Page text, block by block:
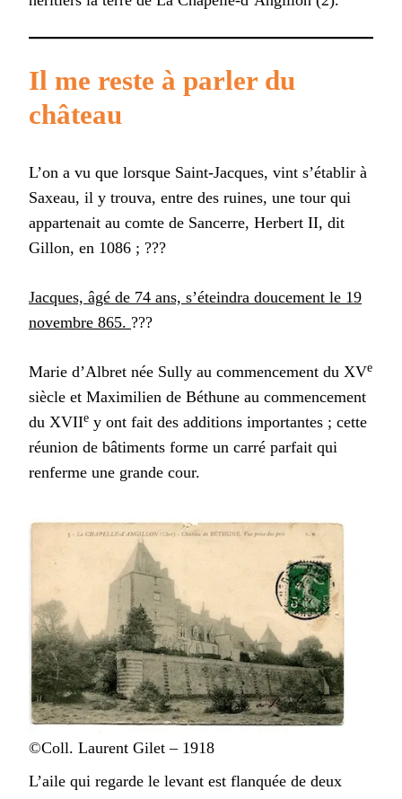
Il me reste à parler du
château
L’on a vu que lorsque Saint-Jacques, vint s’établir à
Saxeau, il y trouva, entre des ruines, une tour qui
appartenait au comte de Sancerre, Herbert II, dit
Gillon, en 1086 ; ???
Jacques, âgé de 74 ans, s’éteindra doucement le 19
novembre 865. ???
Marie d’Albret née Sully au commencement du XVe
siècle et Maximilien de Béthune au commencement
du XVIIe y ont fait des additions importantes ; cette
réunion de bâtiments forme un carré parfait qui
renferme une grande cour.
©Coll. Laurent Gilet – 1918
L’aile qui regarde le levant est flanquée de deux